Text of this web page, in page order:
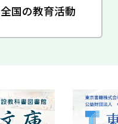
全国の教育活動